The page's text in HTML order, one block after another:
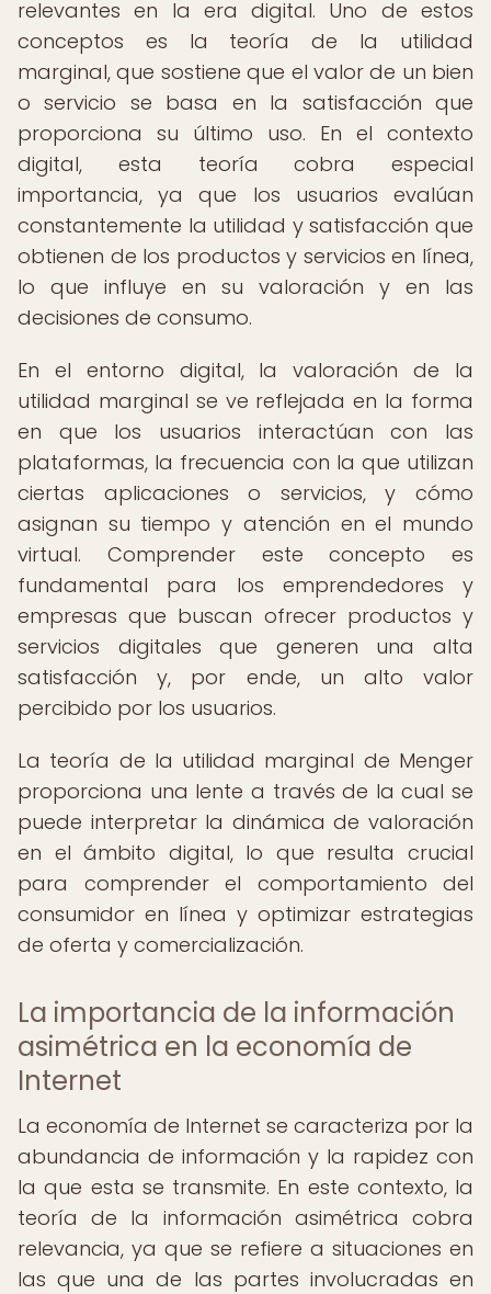
relevantes en la era digital. Uno de estos
conceptos es la teoría de la utilidad
marginal, que sostiene que el valor de un bien
o servicio se basa en la satisfacción que
proporciona su último uso. En el contexto
digital, esta teoría cobra especial
importancia, ya que los usuarios evalúan
constantemente la utilidad y satisfacción que
obtienen de los productos y servicios en línea,
lo que influye en su valoración y en las
decisiones de consumo.
En el entorno digital, la valoración de la
utilidad marginal se ve reflejada en la forma
en que los usuarios interactúan con las
plataformas, la frecuencia con la que utilizan
ciertas aplicaciones o servicios, y cómo
asignan su tiempo y atención en el mundo
virtual. Comprender este concepto es
fundamental para los emprendedores y
empresas que buscan ofrecer productos y
servicios digitales que generen una alta
satisfacción y, por ende, un alto valor
percibido por los usuarios.
La teoría de la utilidad marginal de Menger
proporciona una lente a través de la cual se
puede interpretar la dinámica de valoración
en el ámbito digital, lo que resulta crucial
para comprender el comportamiento del
consumidor en línea y optimizar estrategias
de oferta y comercialización.
La importancia de la información
asimétrica en la economía de
Internet
La economía de Internet se caracteriza por la
abundancia de información y la rapidez con
la que esta se transmite. En este contexto, la
teoría de la información asimétrica cobra
relevancia, ya que se refiere a situaciones en
las que una de las partes involucradas en